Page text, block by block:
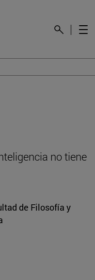
no tiene
de Filosofía y